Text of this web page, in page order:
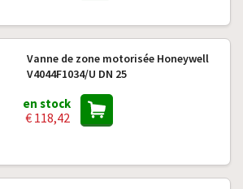
Vanne de zone motorisée Honeywell
V4044F1034/U DN 25
en stock
€ 118,42